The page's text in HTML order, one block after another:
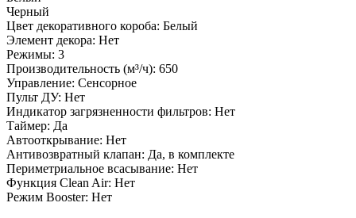
Черный
Цвет декоративного короба: Белый
Элемент декора: Нет
Режимы: 3
Производительность (м³/ч): 650
Управление: Сенсорное
Пульт ДУ: Нет
Индикатор загрязненности фильтров: Нет
Таймер: Да
Автооткрывание: Нет
Антивозвратный клапан: Да, в комплекте
Периметриальное всасывание: Нет
Функция Clean Air: Нет
Режим Booster: Нет